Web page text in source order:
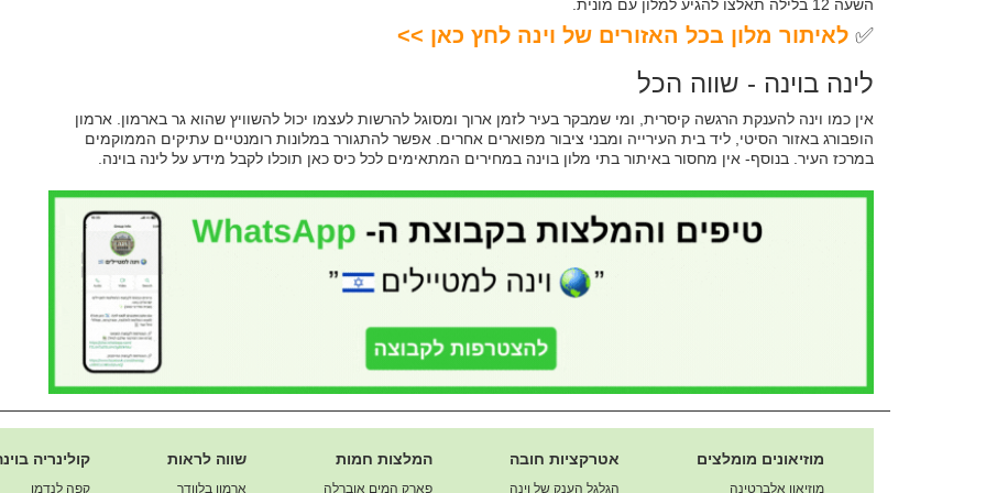
השעה 12 בלילה תאלצו להגיע למלון עם מונית.
✅ לאיתור מלון בכל האזורים של וינה לחץ כאן >>
לינה בוינה - שווה הכל
אין כמו וינה להענקת הרגשה קיסרית, ומי שמבקר בעיר לזמן ארוך ומסוגל להרשות לעצמו יכול להשוויץ שהוא גר בארמון. ארמון
הופבורג באזור הסיטי, ליד בית העירייה ומבני ציבור מפוארים אחרים. אפשר להתגורר במלונות רומנטיים עתיקים הממוקמים
במרכז העיר. בנוסף- אין מחסור באיתור בתי מלון בוינה במחירים המתאימים לכל כיס כאן תוכלו לקבל מידע על לינה בוינה.
מוזיאונים מומלצים
מוזיאון אלברטינה
אטרקציות חובה
הגלגל הענק של וינה
המלצות חמות
פארק המים אוברלה
שווה לראות
ארמון בלוודר
קולינריה
קפה לנדמן